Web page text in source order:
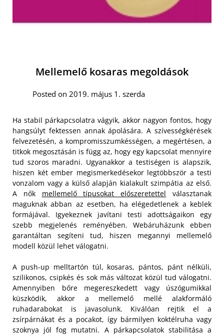
Mellemelő kosaras megoldások
Posted on 2019. május 1. szerda
Ha stabil párkapcsolatra vágyik, akkor nagyon fontos, hogy
hangsúlyt fektessen annak ápolására. A szívességkérések
felvezetésén, a kompromisszumkésségen, a megértésen, a
titkok megosztásán is függ az, hogy egy kapcsolat mennyire
tud szoros maradni. Ugyanakkor a testiségen is alapszik,
hiszen két ember megismerkedésekor legtöbbször a testi
vonzalom vagy a külső alapján kialakult szimpátia az első.
A nők mellemelő típusokat előszeretettel választanak
maguknak abban az esetben, ha elégedetlenek a keblek
formájával. Igyekeznek javítani testi adottságaikon egy
szebb megjelenés reményében. Webáruházunk ebben
garantáltan segíteni tud, hiszen megannyi mellemelő
modell közül lehet válogatni.
A push-up melltartón túl, kosaras, pántos, pánt nélküli,
szilikonos, csipkés és sok más változat közül tud válogatni.
Amennyiben bőre megereszkedett vagy úszógumikkal
küszködik, akkor a mellemelő mellé alakformáló
ruhadarabokat is javasolunk. Kiválóan rejtik el a
zsírpárnákat és a pocakot, így bármilyen koktélruha vagy
szoknya jól fog mutatni. A párkapcsolatok stabilitása a